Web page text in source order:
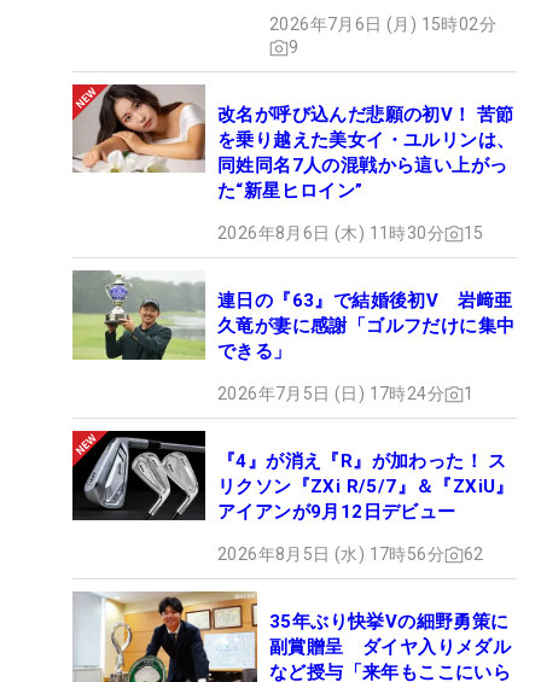
2026年7月6日 (月) 15時02分
9
改名が呼び込んだ悲願の初V！ 苦節
を乗り越えた美女イ・ユルリンは、
同姓同名7人の混戦から這い上がっ
た“新星ヒロイン”
2026年8月6日 (木) 11時30分 15
連日の『63』で結婚後初V 岩﨑亜
久竜が妻に感謝「ゴルフだけに集中
できる」
2026年7月5日 (日) 17時24分 1
『4』が消え『R』が加わった！ ス
リクソン『ZXi R/5/7』＆『ZXiU』
アイアンが9月12日デビュー
2026年8月5日 (水) 17時56分 62
35年ぶり快挙Vの細野勇策に
副賞贈呈 ダイヤ入りメダル
など授与「来年もここにいら